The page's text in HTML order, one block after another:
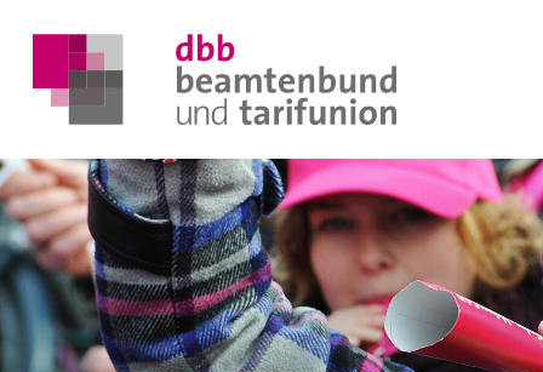
DER DBB
BEAMTINNEN & BEAMTE